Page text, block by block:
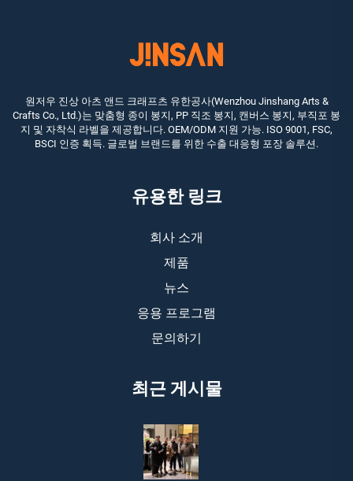
원저우 진상 아츠 앤드 크래프츠 유한공사(Wenzhou Jinshang Arts &
Crafts Co., Ltd.)는 맞춤형 종이 봉지, PP 직조 봉지, 캔버스 봉지, 부직포 봉
지 및 자착식 라벨을 제공합니다. OEM/ODM 지원 가능. ISO 9001, FSC,
BSCI 인증 획득. 글로벌 브랜드를 위한 수출 대응형 포장 솔루션.
유용한 링크
회사 소개
제품
뉴스
응용 프로그램
문의하기
최근 게시물